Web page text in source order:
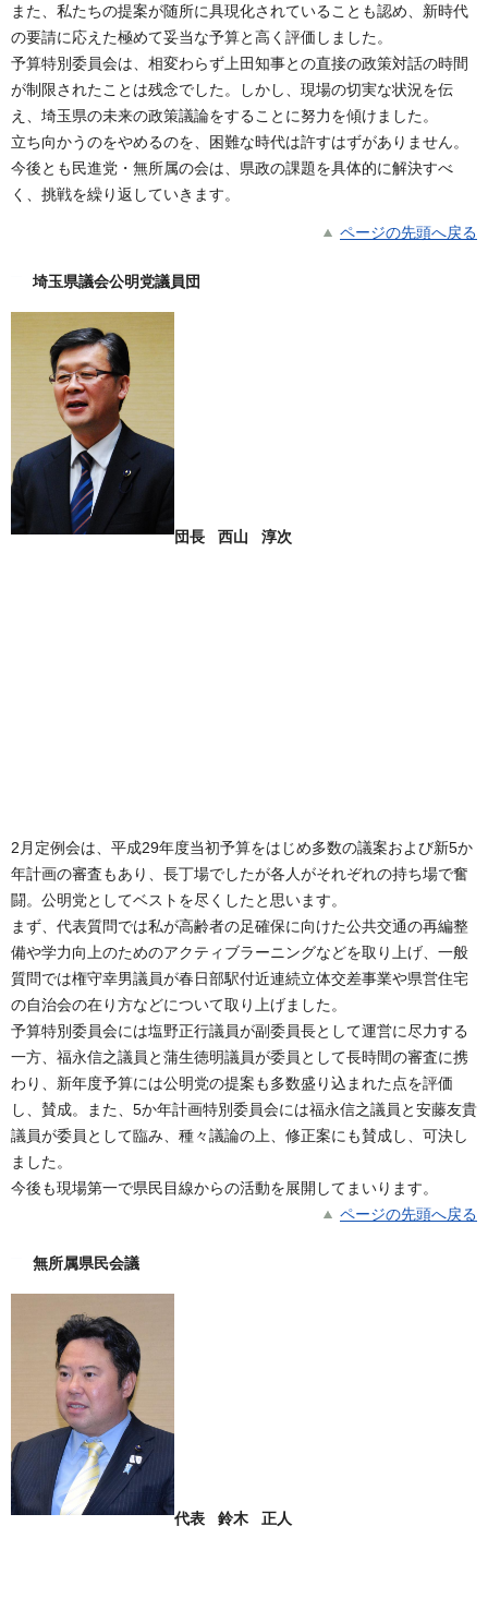
また、私たちの提案が随所に具現化されていることも認め、新時代
の要請に応えた極めて妥当な予算と高く評価しました。
予算特別委員会は、相変わらず上田知事との直接の政策対話の時間
が制限されたことは残念でした。しかし、現場の切実な状況を伝
え、埼玉県の未来の政策議論をすることに努力を傾けました。
立ち向かうのをやめるのを、困難な時代は許すはずがありません。
今後とも民進党・無所属の会は、県政の課題を具体的に解決すべ
く、挑戦を繰り返していきます。
ページの先頭へ戻る
埼玉県議会公明党議員団
団長 西山 淳次
2月定例会は、平成29年度当初予算をはじめ多数の議案および新5か
年計画の審査もあり、長丁場でしたが各人がそれぞれの持ち場で奮
闘。公明党としてベストを尽くしたと思います。
まず、代表質問では私が高齢者の足確保に向けた公共交通の再編整
備や学力向上のためのアクティブラーニングなどを取り上げ、一般
質問では権守幸男議員が春日部駅付近連続立体交差事業や県営住宅
の自治会の在り方などについて取り上げました。
予算特別委員会には塩野正行議員が副委員長として運営に尽力する
一方、福永信之議員と蒲生徳明議員が委員として長時間の審査に携
わり、新年度予算には公明党の提案も多数盛り込まれた点を評価
し、賛成。また、5か年計画特別委員会には福永信之議員と安藤友貴
議員が委員として臨み、種々議論の上、修正案にも賛成し、可決し
ました。
今後も現場第一で県民目線からの活動を展開してまいります。
ページの先頭へ戻る
無所属県民会議
代表 鈴木 正人